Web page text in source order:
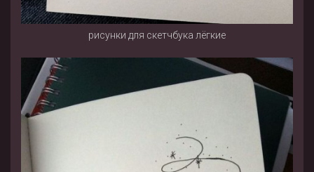
рисунки для скетчбука лёгкие